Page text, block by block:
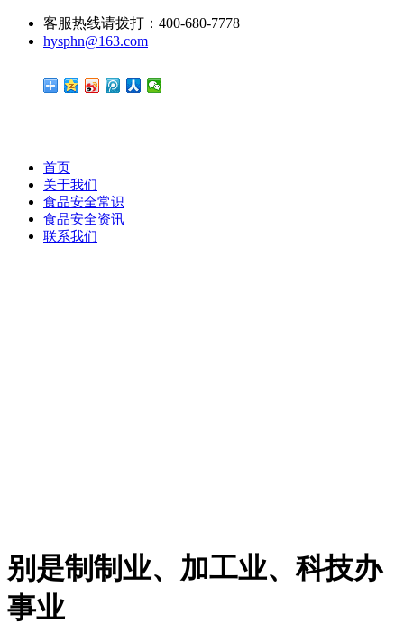
客服热线请拨打：400-680-7778
hysphn@163.com
首页
关于我们
食品安全常识
食品安全资讯
联系我们
别是制制业、加工业、科技办
事业